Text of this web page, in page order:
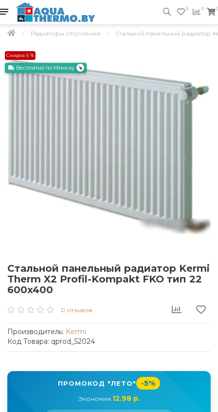
0 0
Радиаторы отопления Стальной панельный радиатор
Скидка 5 %
Бесплатно по Минску
Стальной панельный радиатор Kermi
Therm X2 Profil-Kompakt FKO тип 22
600x400
0 отзывов
Производитель: Kermi
Код Товара: qprod_52024
ПРОМОКОД "ЛЕТО" -5%
Экономия 12.98 р.